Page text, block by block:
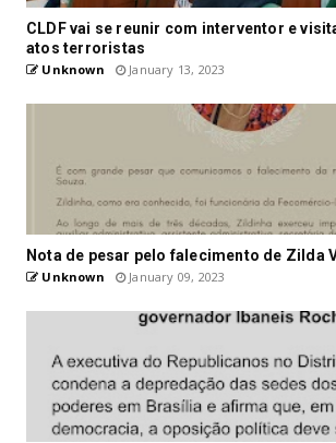
CLDF vai se reunir com interventor e
atos terroristas
Unknown January 13, 2023
Nota de pesar pelo falecimento de Zilda
Unknown January 09, 2023